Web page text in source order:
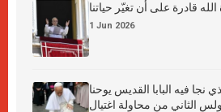
الله قادرة على أن تغيّر حياتنا
1 Jun 2026
نجا فيه البابا القديس يوحنا
الثاني من محاولة اغتيال